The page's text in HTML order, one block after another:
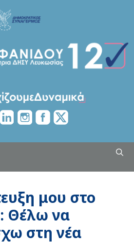
μου στο
Θέλω να
στη νέα